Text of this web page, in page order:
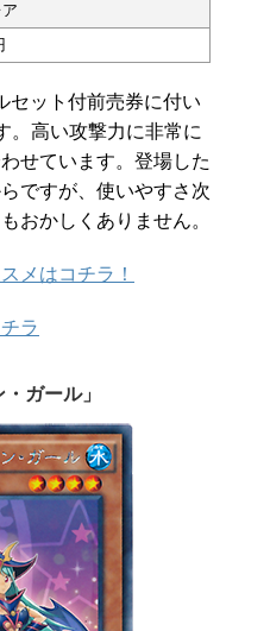
セット付前売券に付い
。高い攻撃力に非常に
せています。登場した
ですが、使いやすさ次
おかしくありません。
メはコチラ！
ラ
ガール」